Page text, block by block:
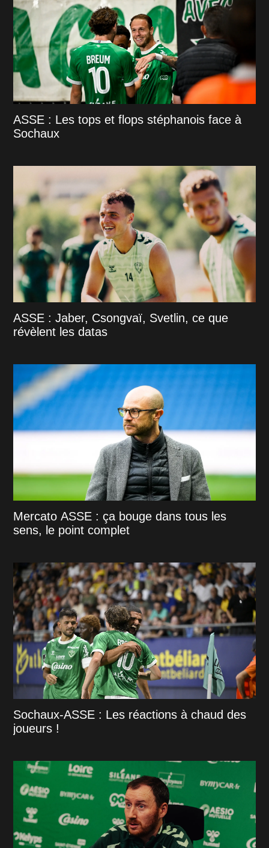
ASSE : Les tops et flops stéphanois face à
Sochaux
ASSE : Jaber, Csongvaï, Svetlin, ce que
révèlent les datas
Mercato ASSE : ça bouge dans tous les
sens, le point complet
Sochaux-ASSE : Les réactions à chaud des
joueurs !